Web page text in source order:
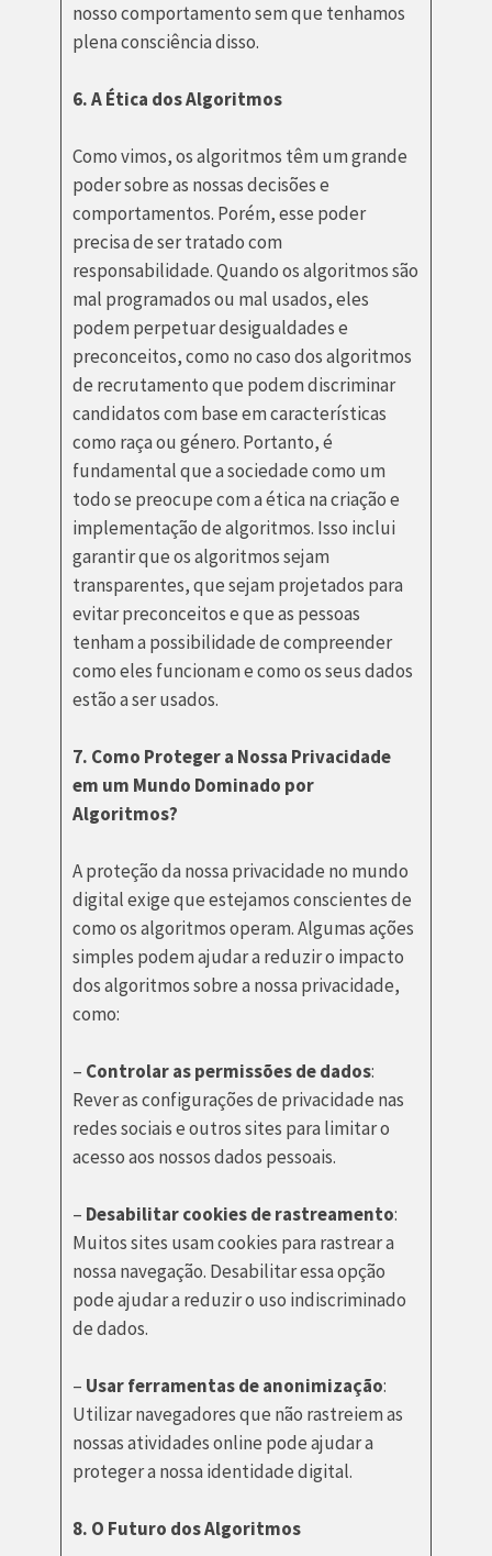
nosso comportamento sem que tenhamos
plena consciência disso.
6. A Ética dos Algoritmos
Como vimos, os algoritmos têm um grande
poder sobre as nossas decisões e
comportamentos. Porém, esse poder
precisa de ser tratado com
responsabilidade. Quando os algoritmos são
mal programados ou mal usados, eles
podem perpetuar desigualdades e
preconceitos, como no caso dos algoritmos
de recrutamento que podem discriminar
candidatos com base em características
como raça ou género. Portanto, é
fundamental que a sociedade como um
todo se preocupe com a ética na criação e
implementação de algoritmos. Isso inclui
garantir que os algoritmos sejam
transparentes, que sejam projetados para
evitar preconceitos e que as pessoas
tenham a possibilidade de compreender
como eles funcionam e como os seus dados
estão a ser usados.
7. Como Proteger a Nossa Privacidade
em um Mundo Dominado por
Algoritmos?
A proteção da nossa privacidade no mundo
digital exige que estejamos conscientes de
como os algoritmos operam. Algumas ações
simples podem ajudar a reduzir o impacto
dos algoritmos sobre a nossa privacidade,
como:
– Controlar as permissões de dados:
Rever as configurações de privacidade nas
redes sociais e outros sites para limitar o
acesso aos nossos dados pessoais.
– Desabilitar cookies de rastreamento:
Muitos sites usam cookies para rastrear a
nossa navegação. Desabilitar essa opção
pode ajudar a reduzir o uso indiscriminado
de dados.
– Usar ferramentas de anonimização:
Utilizar navegadores que não rastreiem as
nossas atividades online pode ajudar a
proteger a nossa identidade digital.
8. O Futuro dos Algoritmos